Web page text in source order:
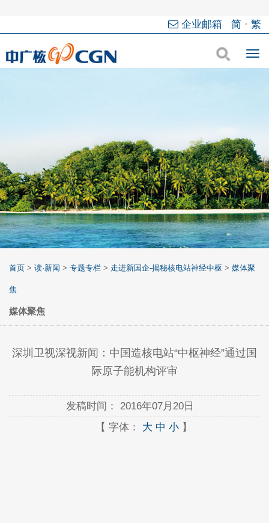
企业邮箱 简· 繁
首页 > 读·新闻 > 专题专栏 > 走进新国企-揭秘核电站神经中枢 > 媒体聚
焦
媒体聚焦
深圳卫视深视新闻：中国造核电站“中枢神经”通过国
际原子能机构评审
发稿时间： 2016年07月20日
【 字体： 大 中 小】